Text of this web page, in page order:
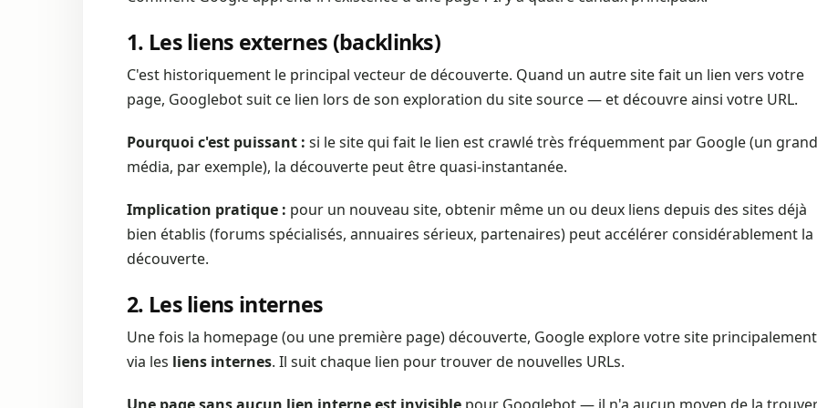
1. Les liens externes (backlinks)
C'est historiquement le principal vecteur de découverte. Quand un autre site fait un lien vers votre
page, Googlebot suit ce lien lors de son exploration du site source — et découvre ainsi votre URL.
Pourquoi c'est puissant : si le site qui fait le lien est crawlé très fréquemment par Google (un grand
média, par exemple), la découverte peut être quasi-instantanée.
Implication pratique : pour un nouveau site, obtenir même un ou deux liens depuis des sites déjà
bien établis (forums spécialisés, annuaires sérieux, partenaires) peut accélérer considérablement la
découverte.
2. Les liens internes
Une fois la homepage (ou une première page) découverte, Google explore votre site principalement
via les liens internes. Il suit chaque lien pour trouver de nouvelles URLs.